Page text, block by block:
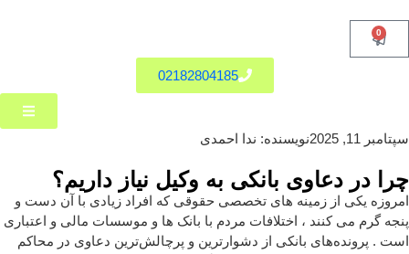
0
02182804185
سپتامبر 11, 2025 نویسنده: ندا احمدی
چرا در دعاوی بانکی به وکیل نیاز داریم؟
امروزه یکی از زمینه های تخصصی حقوقی که افراد زیادی با آن دست و
پنجه گرم می کنند ، اختلافات مردم با بانک ها و موسسات مالی و اعتباری
است . پرونده‌های بانکی از دشوارترین و پرچالش‌ترین دعاوی در محاکم